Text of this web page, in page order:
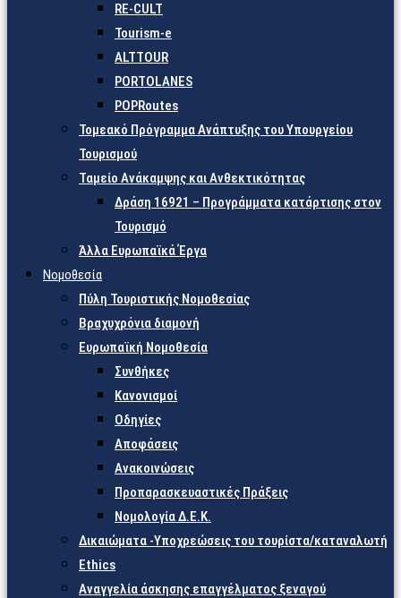
RE-CULT
Tourism-e
ALTTOUR
PORTOLANES
POPRoutes
Τομεακό Πρόγραμμα Ανάπτυξης του Υπουργείου
Τουρισμού
Ταμείο Ανάκαμψης και Ανθεκτικότητας
Δράση 16921 – Προγράμματα κατάρτισης στον
Τουρισμό
Άλλα Ευρωπαϊκά Έργα
Νομοθεσία
Πύλη Τουριστικής Νομοθεσίας
Βραχυχρόνια διαμονή
Ευρωπαϊκή Νομοθεσία
Συνθήκες
Κανονισμοί
Οδηγίες
Αποφάσεις
Ανακοινώσεις
Προπαρασκευαστικές Πράξεις
Νομολογία Δ.Ε.Κ.
Δικαιώματα -Υποχρεώσεις του τουρίστα/καταναλωτή
Ethics
Αναγγελία άσκησης επαγγέλματος ξεναγού